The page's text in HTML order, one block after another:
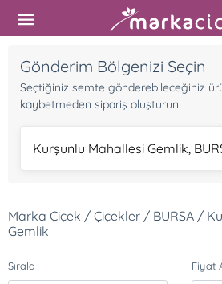
Gönderim Bölgenizi Seçin
Seçtiğiniz semte gönderebileceğiniz
kaybetmeden sipariş oluşturun.
Kurşunlu Mahallesi Gemlik,
Marka Çiçek / Çiçekler / BURSA /
Gemlik
Sırala Fiyat